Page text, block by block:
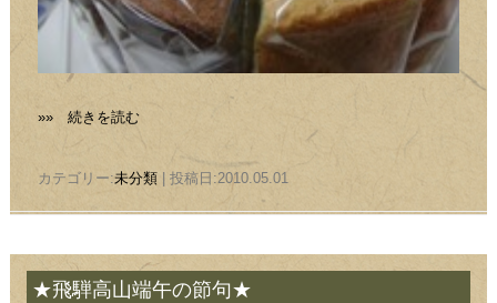
»» 続きを読む
カテゴリー:未分類| 投稿日:2010.05.01
★飛騨高山端午の節句★